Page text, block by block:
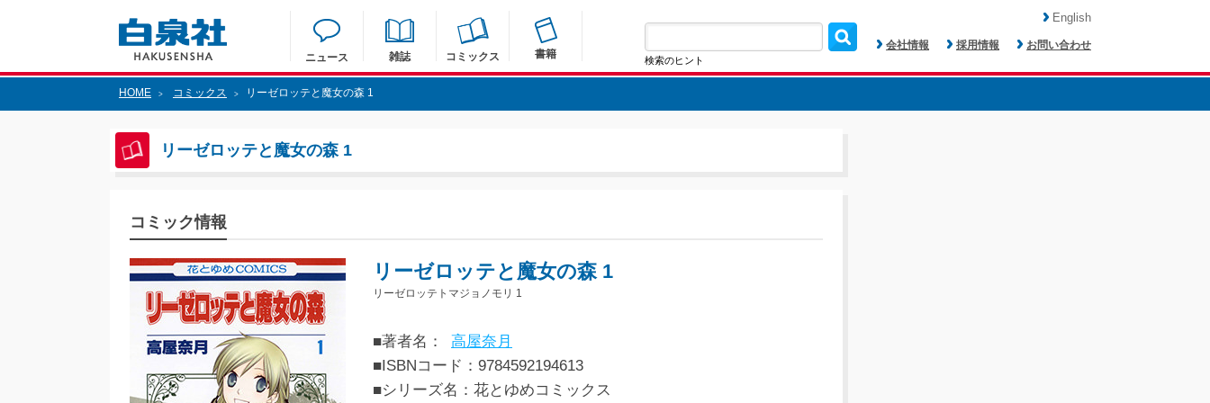
ニュース 雑誌 コミックス 書籍 検索のヒント
会社情報 採用情報 お問い合わせ
English
HOME > コミックス > リーゼロッテと魔女の森 1
リーゼロッテと魔女の森 1
コミック情報
リーゼロッテと魔女の森 1
リーゼロッテトマジョノモリ 1
■著者名：
高屋奈月
■ISBNコード：9784592194613
■シリーズ名：花とゆめコミックス